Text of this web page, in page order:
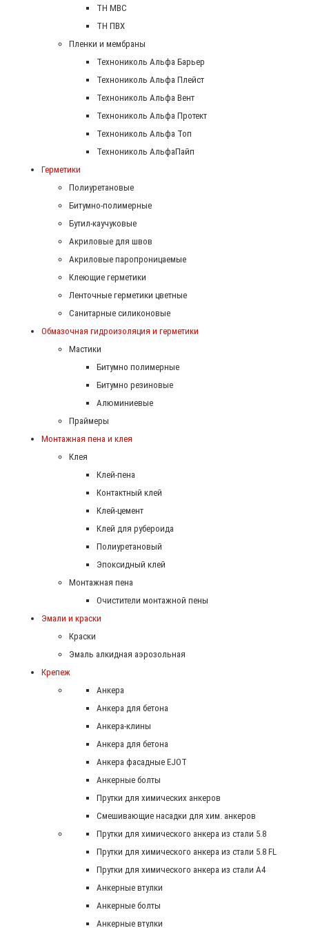
ТН МВС
ТН ПВХ
Пленки и мембраны
Технониколь Альфа Барьер
Технониколь Альфа Плейст
Технониколь Альфа Вент
Технониколь Альфа Протект
Технониколь Альфа Топ
Технониколь АльфаПайп
Герметики
Полиуретановые
Битумно-полимерные
Бутил-каучуковые
Акриловые для швов
Акриловые паропроницаемые
Клеющие герметики
Ленточные герметики цветные
Санитарные силиконовые
Обмазочная гидроизоляция и герметики
Мастики
Битумно полимерные
Битумно резиновые
Алюминиевые
Праймеры
Монтажная пена и клея
Клея
Клей-пена
Контактный клей
Клей-цемент
Клей для рубероида
Полиуретановый
Эпоксидный клей
Монтажная пена
Очистители монтажной пены
Эмали и краски
Краски
Эмаль алкидная аэрозольная
Крепеж
Анкера
Анкера для бетона
Анкера-клины
Анкера для бетона
Анкера фасадные EJOT
Анкерные болты
Прутки для химических анкеров
Смешивающие насадки для хим. анкеров
Прутки для химического анкера из стали 5.8
Прутки для химического анкера из стали 5.8 FL
Прутки для химического анкера из стали А4
Анкерные втулки
Анкерные болты
Анкерные втулки